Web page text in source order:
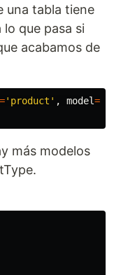
una tabla tiene
que pasa si
acabamos de
=' product ' , model=
más modelos